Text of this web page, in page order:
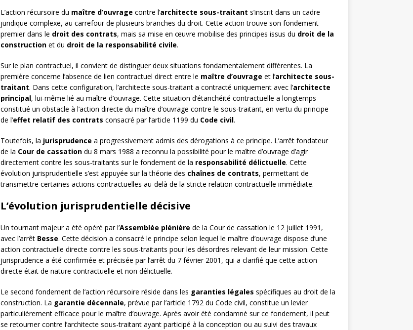
L’action récursoire du maître d’ouvrage contre l’architecte sous-traitant s’inscrit dans un cadre
juridique complexe, au carrefour de plusieurs branches du droit. Cette action trouve son fondement
premier dans le droit des contrats, mais sa mise en œuvre mobilise des principes issus du droit de la
constructionet du droit de la responsabilité civile.
Sur le plan contractuel, il convient de distinguer deux situations fondamentalement différentes. La
première concerne l’absence de lien contractuel direct entre le maître d’ouvrage et l’architecte sous-
traitant. Dans cette configuration, l’architecte sous-traitant a contracté uniquement avec l’architecte
principal, lui-même lié au maître d’ouvrage. Cette situation d’étanchéité contractuelle a longtemps
constitué un obstacle à l’action directe du maître d’ouvrage contre le sous-traitant, en vertu du principe
de l’effet relatif des contrats consacré par l’article 1199 du Code civil.
Toutefois, la jurisprudence a progressivement admis des dérogations à ce principe. L’arrêt fondateur
de la Cour de cassationdu 8 mars 1988 a reconnu la possibilité pour le maître d’ouvrage d’agir
directement contre les sous-traitants sur le fondement de la responsabilité délictuelle. Cette
évolution jurisprudentielle s’est appuyée sur la théorie des chaînes de contrats, permettant de
transmettre certaines actions contractuelles au-delà de la stricte relation contractuelle immédiate.
L’évolution jurisprudentielle décisive
Un tournant majeur a été opéré par l’Assemblée plénière de la Cour de cassation le 12 juillet 1991,
avec l’arrêt Besse. Cette décision a consacré le principe selon lequel le maître d’ouvrage dispose d’une
action contractuelle directe contre les sous-traitants pour les désordres relevant de leur mission. Cette
jurisprudence a été confirmée et précisée par l’arrêt du 7 février 2001, qui a clarifié que cette action
directe était de nature contractuelle et non délictuelle.
Le second fondement de l’action récursoire réside dans les garanties légales spécifiques au droit de la
construction. La garantie décennale, prévue par l’article 1792 du Code civil, constitue un levier
particulièrement efficace pour le maître d’ouvrage. Après avoir été condamné sur ce fondement, il peut
se retourner contre l’architecte sous-traitant ayant participé à la conception ou au suivi des travaux